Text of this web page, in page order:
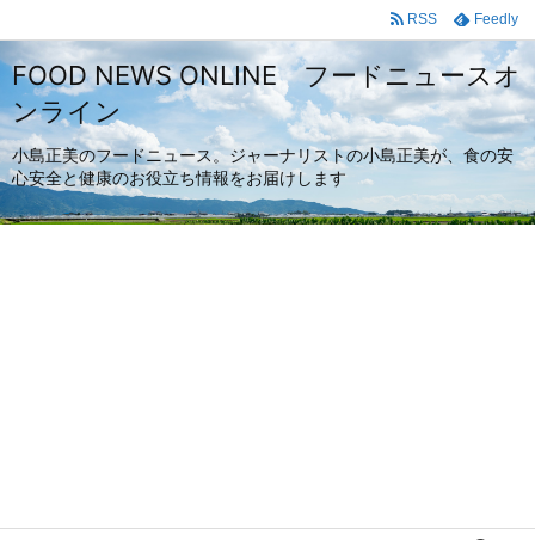
FOOD NEWS ONLINE フードニュースオ
ンライン
小島正美のフードニュース。ジャーナリストの小島正美が、食の安
心安全と健康のお役立ち情報をお届けします
RSS Feedly